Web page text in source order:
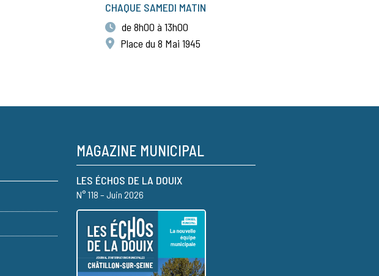
CHAQUE SAMEDI MATIN
de 8h00 à 13h00
Place du 8 Mai 1945
MAGAZINE MUNICIPAL
LES ÉCHOS DE LA DOUIX
N° 118 – Juin 2026